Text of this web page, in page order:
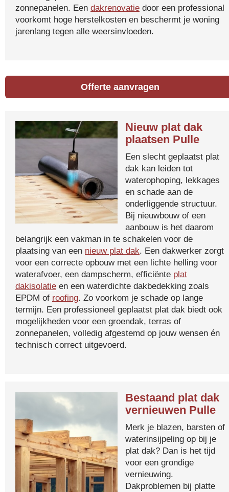
zonnepanelen. Een dakrenovatie door een professional
voorkomt hoge herstelkosten en beschermt je woning
jarenlang tegen alle weersinvloeden.
Offerte aanvragen
Nieuw plat dak
plaatsen Pulle
Een slecht geplaatst plat
dak kan leiden tot
waterophoping, lekkages
en schade aan de
onderliggende structuur.
Bij nieuwbouw of een
aanbouw is het daarom
belangrijk een vakman in te schakelen voor de
plaatsing van een nieuw plat dak. Een dakwerker zorgt
voor een correcte opbouw met een lichte helling voor
waterafvoer, een dampscherm, efficiënte plat
dakisolatie en een waterdichte dakbedekking zoals
EPDM of roofing. Zo voorkom je schade op lange
termijn. Een professioneel geplaatst plat dak biedt ook
mogelijkheden voor een groendak, terras of
zonnepanelen, volledig afgestemd op jouw wensen én
technisch correct uitgevoerd.
Bestaand plat dak
vernieuwen Pulle
Merk je blazen, barsten of
waterinsijpeling op bij je
plat dak? Dan is het tijd
voor een grondige
vernieuwing.
Dakproblemen bij platte